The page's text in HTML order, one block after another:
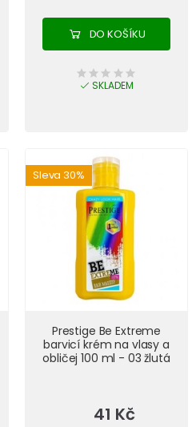
DO KOŠÍKU
SKLADEM
Sleva 30%
Prestige Be Extreme
barvicí krém na vlasy a
obličej 100 ml - 03 žlutá
41 Kč